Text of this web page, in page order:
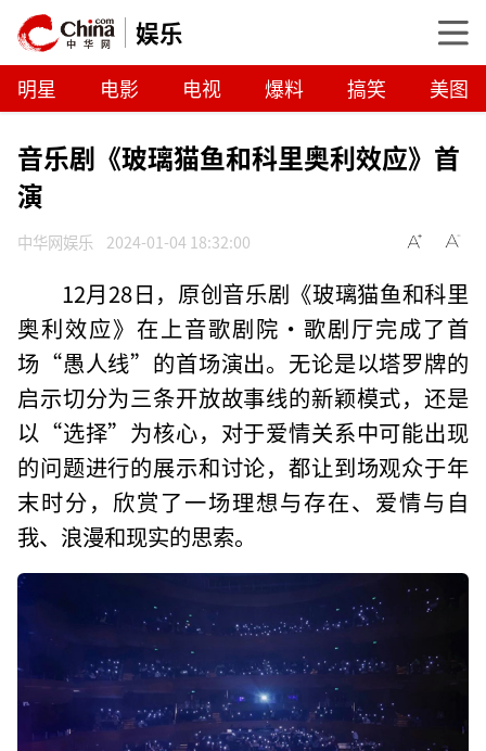
娱乐
明星 电影 电视 爆料 搞笑 美图
音乐剧《玻璃猫鱼和科里奥利效应》首
演
中华网娱乐 2024-01-04 18:32:00
12月28日，原创音乐剧《玻璃猫鱼和科里
奥利效应》在上音歌剧院·歌剧厅完成了首
场“愚人线”的首场演出。无论是以塔罗牌的
启示切分为三条开放故事线的新颖模式，还是
以“选择”为核心，对于爱情关系中可能出现
的问题进行的展示和讨论，都让到场观众于年
末时分，欣赏了一场理想与存在、爱情与自
我、浪漫和现实的思索。